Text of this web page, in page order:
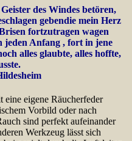
des Windes betören,
gebendie mein Herz
fortzutragen wagen
jeden Anfang , fort in jene
alles glaubte, alles hoffte,
eigene Räucherfeder
Vorbild oder nach
sind perfekt aufeinander
Werkzeug lässt sich